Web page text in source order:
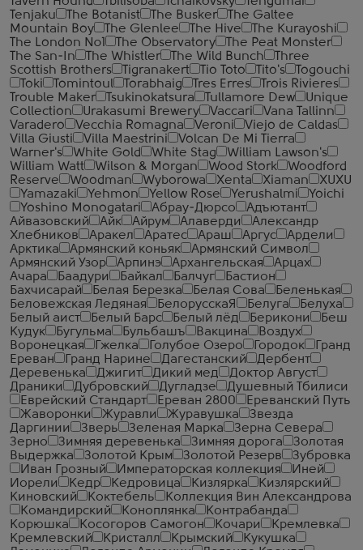
Tenjaku
The Botanist The Busker
The Galtee
Mountain Boy
The Glenlee The Hive
The Kurayoshi
The London №1
The Observatory
The Peat Monster
The San-In
The Whistler The Wild Bunch
Three
Scottish Brothers
Tigranakert Tio Toto Tito's
Togouchi
Toki
Tomintoul Torabhaig Tres Erres
Trois Rivieres
Trouble Maker
Tsukinokatsura Tullamore Dew
Unique
Collection
Urakasumi Brewery Vaccari
Vana Tallinn
Varadero
Vecchia Romagna Veroni
Viejo de Caldas
Villa Giusti
Villa Maestrini
Volcan De Mi Tierra
Warner's
White Gold White Stag
William Lawson's
William Watt
Wilson & Morgan Wood Stork
Woodford
Reserve
Woodman Wyborowa Xenta Xiaman
XUXU
Yamazaki
Yehmon Yellow Rose Yerushalmi
Yoichi
Yoshino Monogatari
Абрау-Дюрсо
Адъютант
Айвазовский
Айк Айрум Алаверди
Александр
Хлебников
Аракел Аратес Араш Аргус
Ардели
Арктика
Армянский коньяк
Армянский Символ
Армянский Узор
Арпинэ Архангельская
Арцах
Ачара
Баадури Байкал Балчуг
Бастион
Бахчисарай
Белая Березка Белая Сова
Беленькая
Беловежская Ледяная
БелорусскаЯ Белуга
Белуха
Белый аист
Белый Барс Белый лёд Берикони
Беш
Кудук
Бугульма Бульбашъ Вакцина
Воздух
Воронецкая
Гжелка Голубое Озеро Городок
Гранд
Ереван
Гранд Нарине Дагестанский
Дербент
Деревенька
Джигит Дикий мед
Доктор Август
Драники
Дубровский Дугладзе
Душевный Тбилиси
Еврейский Стандарт
Ереван 2800
Ереванский Путь
Жаворонки
Журавли Журавушка
Звезда
Даргинии
Зверь Зеленая Марка
Зерна Севера
Зерно
Зимняя деревенька Зимняя дорога
Золотая
Выдержка
Золотой Крым Золотой Резерв
Зубровка
Иван Грозный
Императорская коллекция
Иней
Иорели
Кедр Кедровица Кизлярка
Кизлярский
Киновский
Коктебель
Коллекция Вин Александрова
Командирский
Коноплянка
Контрабанда
Корюшка
Косогоров Самогон Кочари
Кремлевка
Кремлевский
Кристалл Крымский
Кукушка